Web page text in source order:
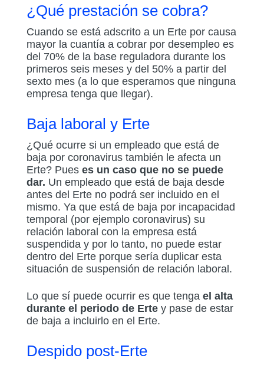
¿Qué prestación se cobra?
Cuando se está adscrito a un Erte por causa
mayor la cuantía a cobrar por desempleo es
del 70% de la base reguladora durante los
primeros seis meses y del 50% a partir del
sexto mes (a lo que esperamos que ninguna
empresa tenga que llegar).
Baja laboral y Erte
¿Qué ocurre si un empleado que está de
baja por coronavirus también le afecta un
Erte? Pues es un caso que no se puede
dar. Un empleado que está de baja desde
antes del Erte no podrá ser incluido en el
mismo. Ya que está de baja por incapacidad
temporal (por ejemplo coronavirus) su
relación laboral con la empresa está
suspendida y por lo tanto, no puede estar
dentro del Erte porque sería duplicar esta
situación de suspensión de relación laboral.
Lo que sí puede ocurrir es que tenga el alta
durante el periodo de Erte y pase de estar
de baja a incluirlo en el Erte.
Despido post-Erte